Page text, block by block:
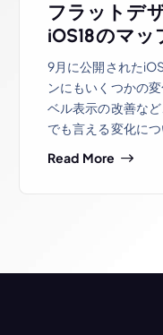
フラットデ
iOS18のマッ
9月に公開された
ンにもいくつかの
ベル表示の改善な
でも言える変化に
Read More